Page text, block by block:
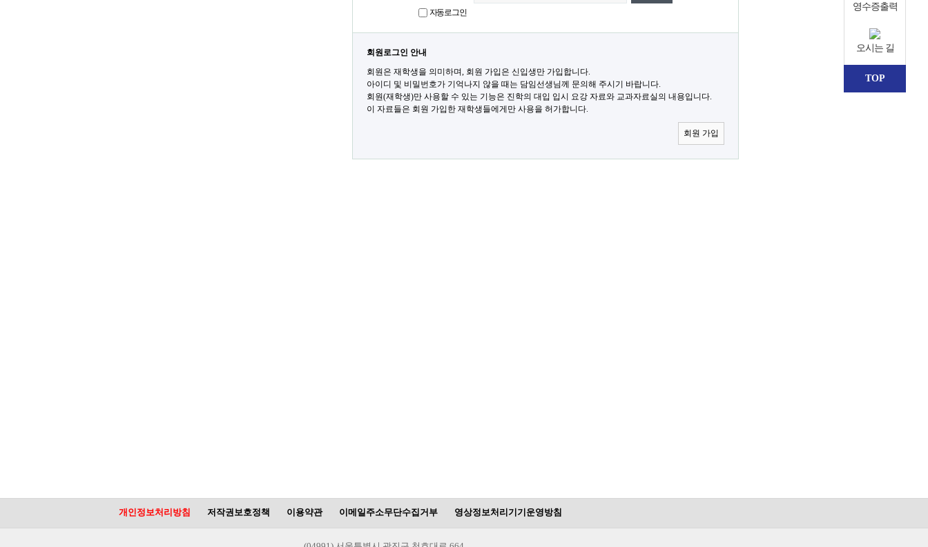
자동로그인
회원로그인 안내
회원은 재학생을 의미하며, 회원 가입은 신입생만 가입합니다.
아이디 및 비밀번호가 기억나지 않을 때는 담임선생님께 문의해 주시기 바랍니다.
회원(재학생)만 사용할 수 있는 기능은 진학의 대입 입시 요강 자료와 교과자료실의 내용입니다.
이 자료들은 회원 가입한 재학생들에게만 사용을 허가합니다.
회원 가입
개인정보처리방침 저작권보호정책 이용약관 이메일주소무단수집거부 영상정보처리기기운영방침
영수증출력
오시는 길
TOP